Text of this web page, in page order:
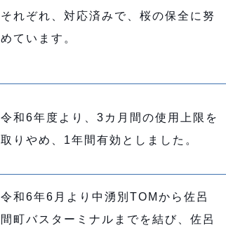
それぞれ、対応済みで、桜の保全に努
めています。
令和6年度より、3カ月間の使用上限を
取りやめ、1年間有効としました。
令和6年6月より中湧別TOMから佐呂
間町バスターミナルまでを結び、佐呂